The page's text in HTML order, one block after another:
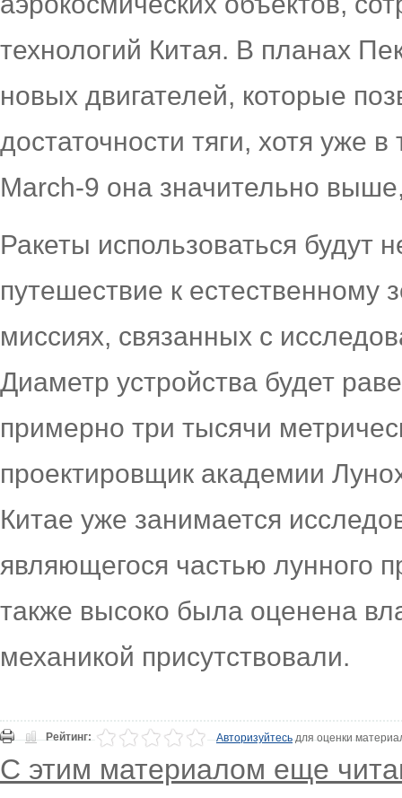
технологий Китая. В планах
новых двигателей, которые
достаточности тяги, хотя уже
March-9 она значительно
Ракеты использоваться будут
путешествие к естественному
миссиях, связанных с
Диаметр устройства будет
примерно три тысячи
проектировщик академии
Китае уже занимается
являющегося частью лунного
также высоко была оценена
механикой присутствовали.
Рейтинг: Авторизуйтесьдля оценки
С этим материалом еще